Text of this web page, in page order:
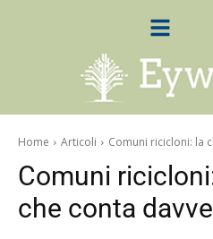
Home Articoli Comuni ricicloni: la
Comuni
che conta